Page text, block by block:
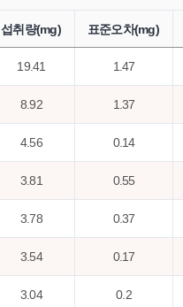
섭취량(mg) 표준오차(mg)
19.41 1.47
8.92 1.37
4.56 0.14
3.81 0.55
3.78 0.37
3.54 0.17
3.04 0.2